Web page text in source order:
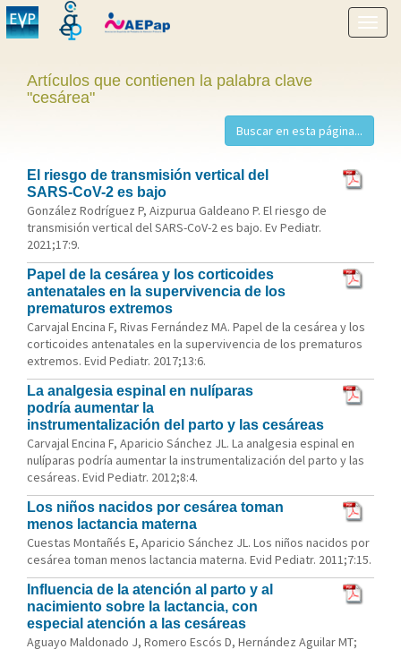
menú
Artículos que contienen la palabra clave
"cesárea"
El riesgo de transmisión vertical del
SARS-CoV-2 es bajo
González Rodríguez P, Aizpurua Galdeano P. El riesgo de
transmisión vertical del SARS-CoV-2 es bajo. Ev Pediatr.
2021;17:9.
Papel de la cesárea y los corticoides
antenatales en la supervivencia de los
prematuros extremos
Carvajal Encina F, Rivas Fernández MA. Papel de la cesárea y los
corticoides antenatales en la supervivencia de los prematuros
extremos. Evid Pediatr. 2017;13:6.
La analgesia espinal en nulíparas
podría aumentar la
instrumentalización del parto y las cesáreas
Carvajal Encina F, Aparicio Sánchez JL. La analgesia espinal en
nulíparas podría aumentar la instrumentalización del parto y las
cesáreas. Evid Pediatr. 2012;8:4.
Los niños nacidos por cesárea toman
menos lactancia materna
Cuestas Montañés E, Aparicio Sánchez JL. Los niños nacidos por
cesárea toman menos lactancia materna. Evid Pediatr. 2011;7:15.
Influencia de la atención al parto y al
nacimiento sobre la lactancia, con
especial atención a las cesáreas
Aguayo Maldonado J, Romero Escós D, Hernández Aguilar MT;